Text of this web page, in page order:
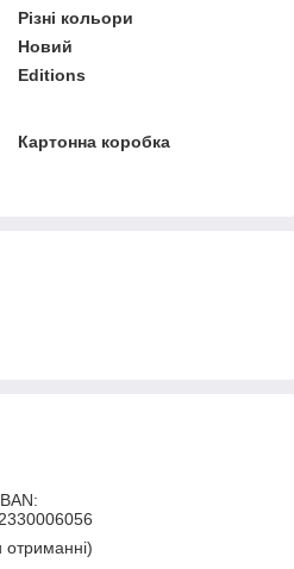
Різні кольори
Новий
Editions
Картонна коробка
отриманні)